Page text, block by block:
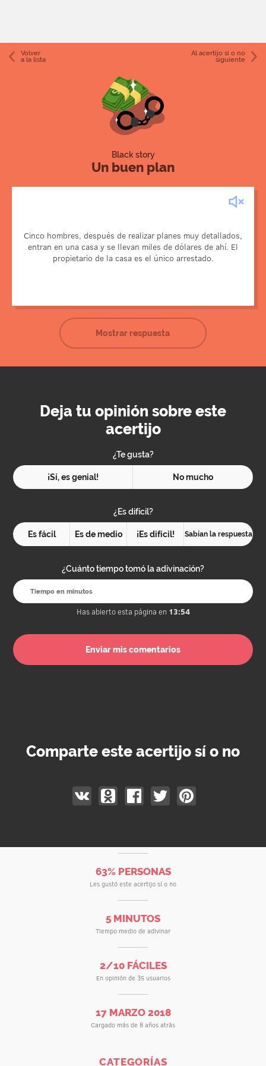
Volver
a la lista
Al acertijo sí o no
siguiente
Black story
Un buen plan
Cinco hombres, después de realizar planes muy detallados,
entran en una casa y se llevan miles de dólares de ahí. El
propietario de la casa es el único arrestado.
Los cinco hombres eran policías y habían recibido una
orden judicial para entrar en la casa de un mafioso y
requisartodo el dinero. Tras planificar el asalto (¿?),
detuvieron al dueño de la casa.
Mostrar respuesta
Deja tu opinión sobre este
acertijo
¿Te gusta?
¡Sí, es genial! No mucho
¿Es difícil?
Es fácil Es de medio ¡Es difícil! Sabían la respuesta
¿Cuánto tiempo tomó la adivinación?
Has abierto esta página en 13:54
Comparte este acertijo sí o no
63% PERSONAS
Les gustó este acertijo sí o no
5 MINUTOS
Tiempo medio de adivinar
2/10 FÁCILES
En opinión de 35 usuarios
17 MARZO 2018
Cargado más de 8 años atrás
CATEGORÍAS